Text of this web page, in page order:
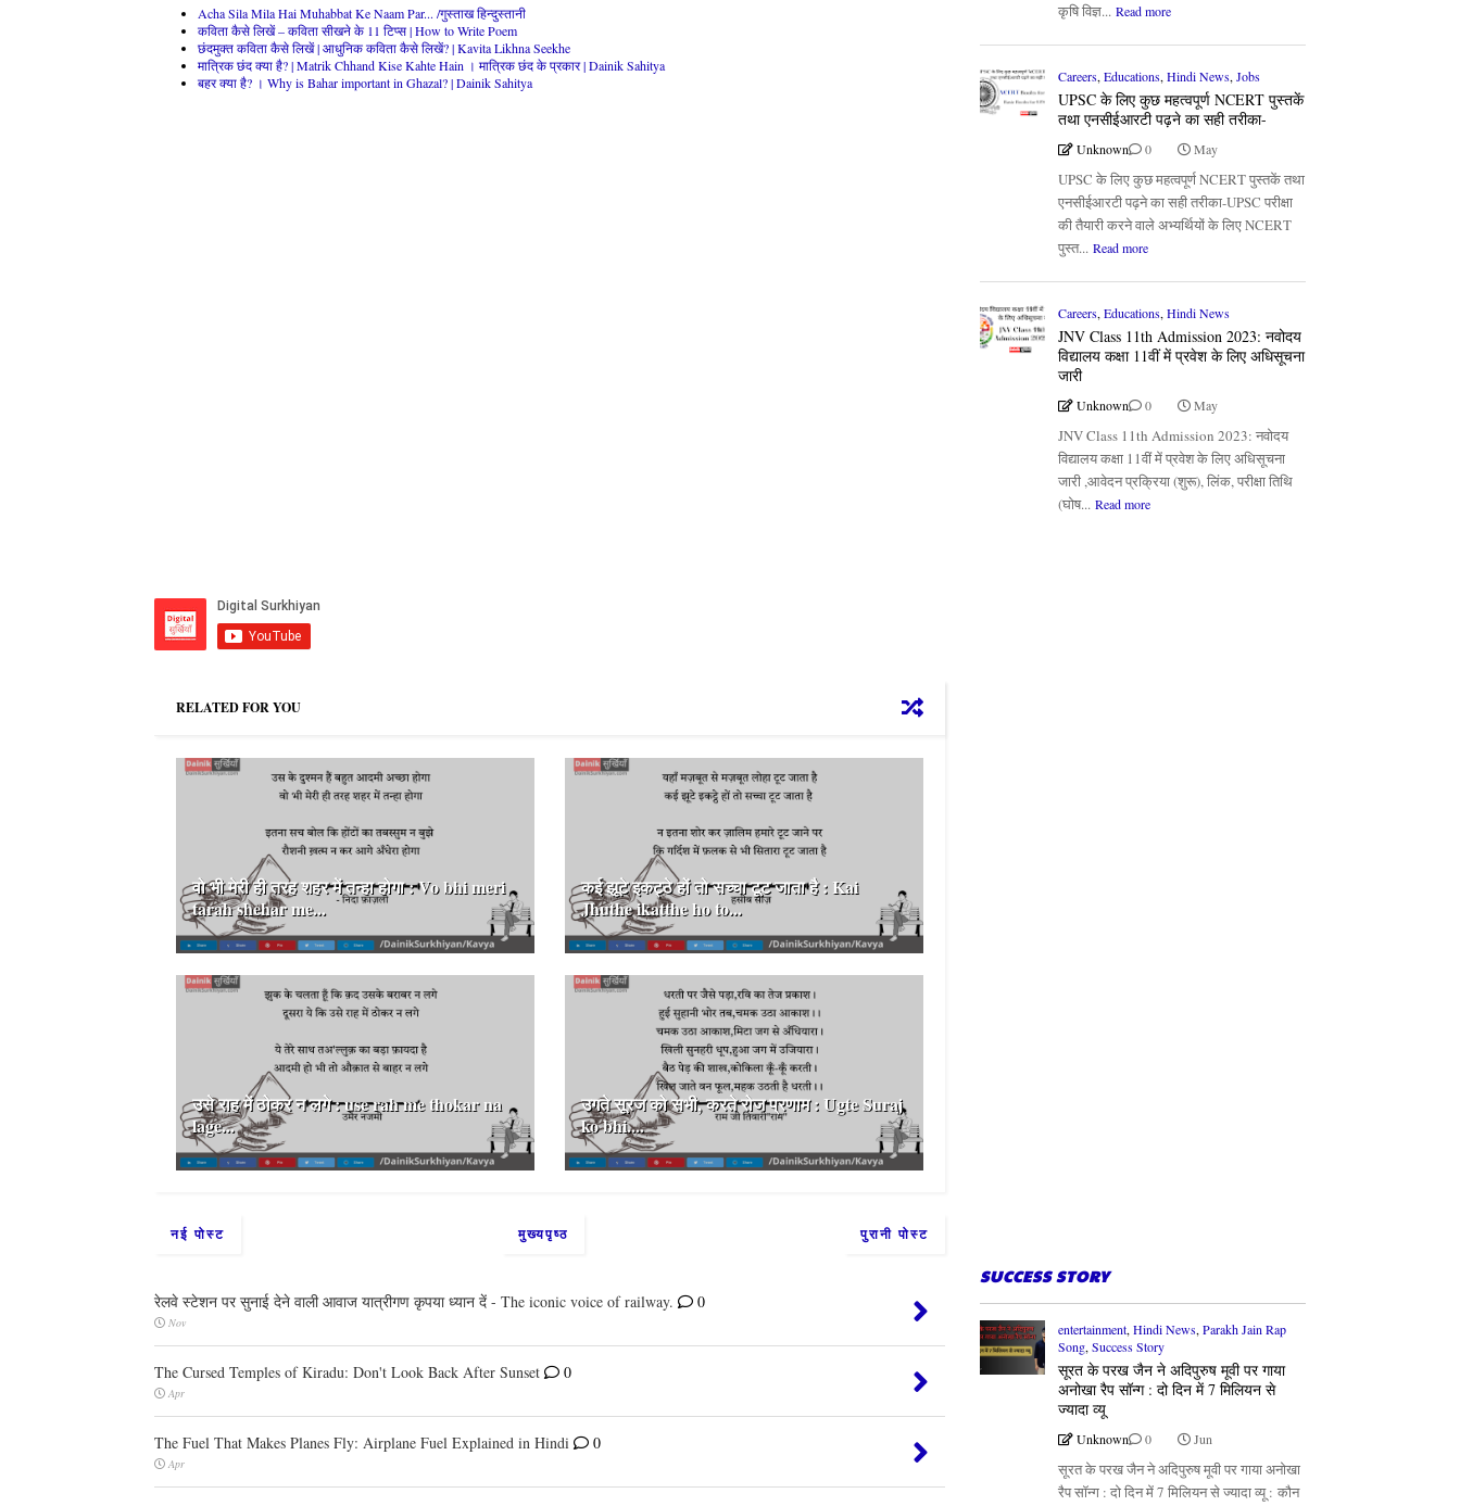
Acha Sila Mila Hai Muhabbat Ke Naam Par... /गुस्ताख हिन्दुस्तानी
कविता कैसे लिखें – कविता सीखने के 11 टिप्स | How to Write Poem
छंदमुक्त कविता कैसे लिखें | आधुनिक कविता कैसे लिखें? | Kavita Likhna Seekhe
मात्रिक छंद क्या है? | Matrik Chhand Kise Kahte Hain । मात्रिक छंद के प्रकार | Dainik Sahitya
बहर क्या है? । Why is Bahar important in Ghazal? | Dainik Sahitya
RELATED FOR YOU
वो भी मेरी ही तरह शहर में तन्हा होगा : Vo bhi meri
tarah shehar me...
कई झूटे इकट्ठे हों तो सच्चा टूट जाता है : Kai
Jhuthe ikatthe ho to...
उसे राह में ठोकर न लगे : use rah me thokar na
lage...
उगते सूरज को सभी, करते रोज प्रणाम : Ugte Suraj
ko bhi....
नई पोस्ट पुरानी पोस्ट
मुख्यपृष्ठ
रेलवे स्टेशन पर सुनाई देने वाली आवाज यात्रीगण कृपया ध्यान दें - The iconic voice of railway. 0
Nov
The Cursed Temples of Kiradu: Don't Look Back After Sunset 0
Apr
The Fuel That Makes Planes Fly: Airplane Fuel Explained in Hindi 0
Apr
कृषि विज्ञ... Read more
Careers, Educations, Hindi News, Jobs
UPSC के लिए कुछ महत्वपूर्ण NCERT पुस्तकें
तथा एनसीईआरटी पढ़ने का सही तरीका-
Unknown 0 May
UPSC के लिए कुछ महत्वपूर्ण NCERT पुस्तकें तथा
एनसीईआरटी पढ़ने का सही तरीका-UPSC परीक्षा
की तैयारी करने वाले अभ्यर्थियों के लिए NCERT
पुस्त... Read more
Careers, Educations, Hindi News
JNV Class 11th Admission 2023: नवोदय
विद्यालय कक्षा 11वीं में प्रवेश के लिए अधिसूचना
जारी
Unknown 0 May
JNV Class 11th Admission 2023: नवोदय
विद्यालय कक्षा 11वीं में प्रवेश के लिए अधिसूचना
जारी ,आवेदन प्रक्रिया (शुरू), लिंक, परीक्षा तिथि
(घोष... Read more
SUCCESS STORY
entertainment, Hindi News, Parakh Jain Rap
Song, Success Story
सूरत के परख जैन ने अदिपुरुष मूवी पर गाया
अनोखा रैप सॉन्ग : दो दिन में 7 मिलियन से
ज्यादा व्यू
Unknown 0 Jun
सूरत के परख जैन ने अदिपुरुष मूवी पर गाया अनोखा
रैप सॉन्ग : दो दिन में 7 मिलियन से ज्यादा व्यू : कौन